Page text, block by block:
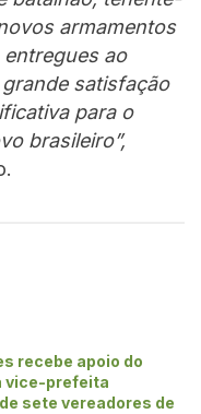
armamentos
ao
satisfação
para o
brasileiro”,
recebe apoio do
vice-prefeita
sete vereadores de